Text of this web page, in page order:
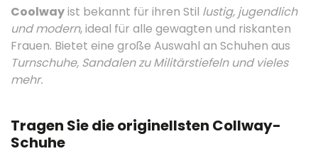
Coolwayist bekannt für ihren Stil lustig, jugendlich
und modern, ideal für alle gewagten und riskanten
Frauen. Bietet eine große Auswahl an Schuhen aus
Turnschuhe, Sandalen zu Militärstiefeln und vieles
mehr.
Tragen Sie die originellsten Collway-
Schuhe